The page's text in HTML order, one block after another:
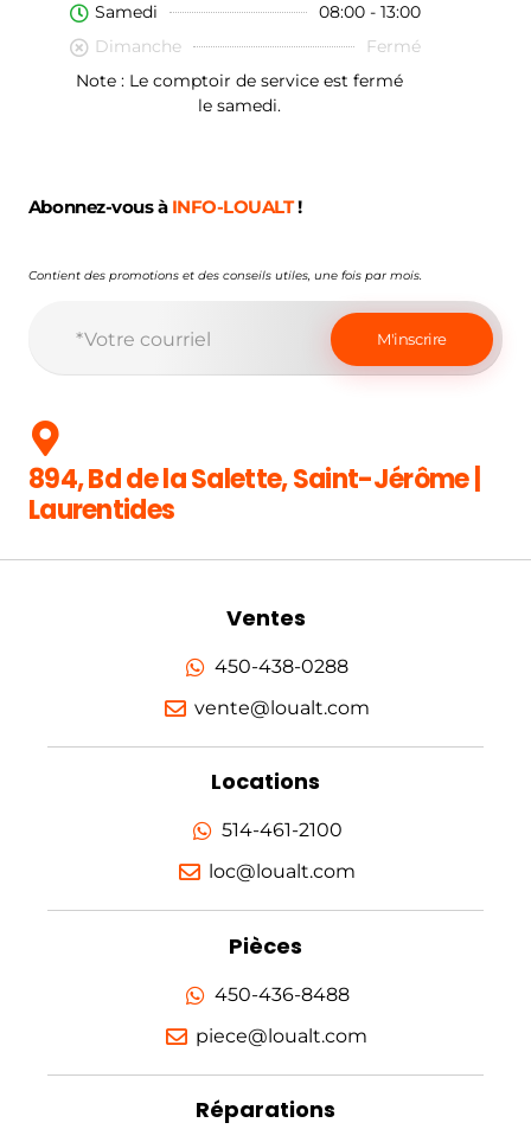
Samedi
08:00 - 13:00
Dimanche
Fermé
Note : Le comptoir de service est fermé
le samedi.
Abonnez-vous à INFO-LOUALT!
Contient des promotions et des conseils utiles, une fois par mois.
894, Bd de la Salette, Saint-Jérôme |
Laurentides
Ventes
450-438-0288
vente@loualt.com
Locations
514-461-2100
loc@loualt.com
Pièces
450-436-8488
piece@loualt.com
Réparations